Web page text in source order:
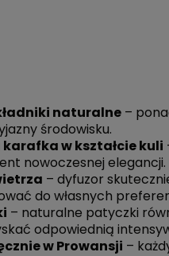
naturalne –
środowisku.
w kształcie kuli
nowoczesnej elegancji.
– dyfuzor
do własnych
– naturalne patyczki
odpowiednią
w Prowansji –